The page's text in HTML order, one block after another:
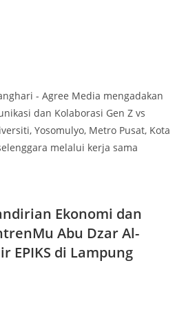
- Agree Media mengadakan
dan Kolaborasi Gen Z vs
Yosomulyo, Metro Pusat, Kota
melalui kerja sama
Ekonomi dan
Abu Dzar Al-
EPIKS di Lampung